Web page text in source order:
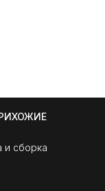
и сборка